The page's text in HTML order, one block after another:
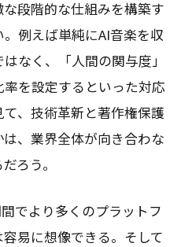
段階的な仕組みを構築す
例えば単純にAI音楽を収
なく、「人間の関与度」
を設定するといった対応
、技術革新と著作権保護
、業界全体が向き合わな
ろう。
でより多くのプラットフ
易に想像できる。そして